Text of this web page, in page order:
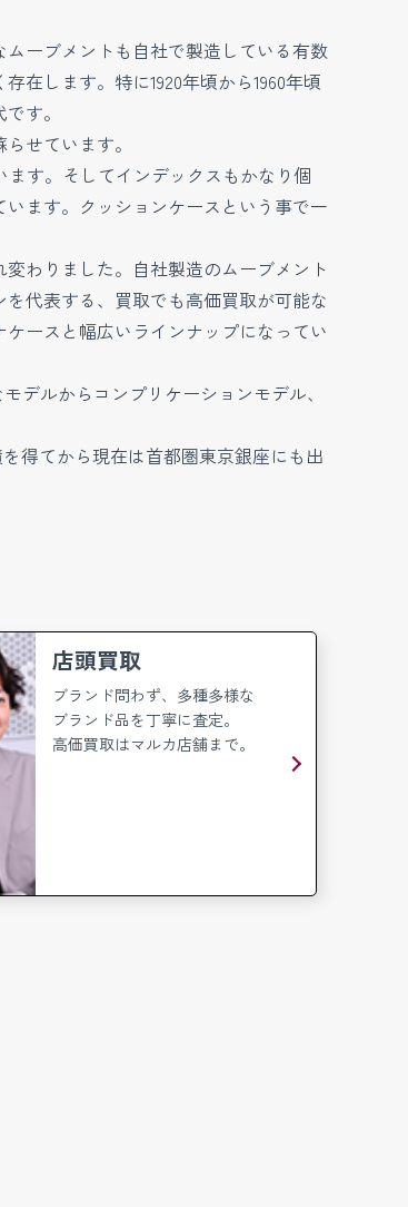
ーブメントも自社で製造している有数
在します。特に1920年頃から1960年頃
す。
せています。
ます。そしてインデックスもかなり個
ます。クッションケースという事で一
わりました。自社製造のムーブメント
代表する、買取でも高価買取が可能な
ースと幅広いラインナップになってい
デルからコンプリケーションモデル、
得てから現在は首都圏東京銀座にも出
店頭買取
ブランド問わず、多種多様な
ブランド品を丁寧に査定。
高価買取はマルカ店舗まで。